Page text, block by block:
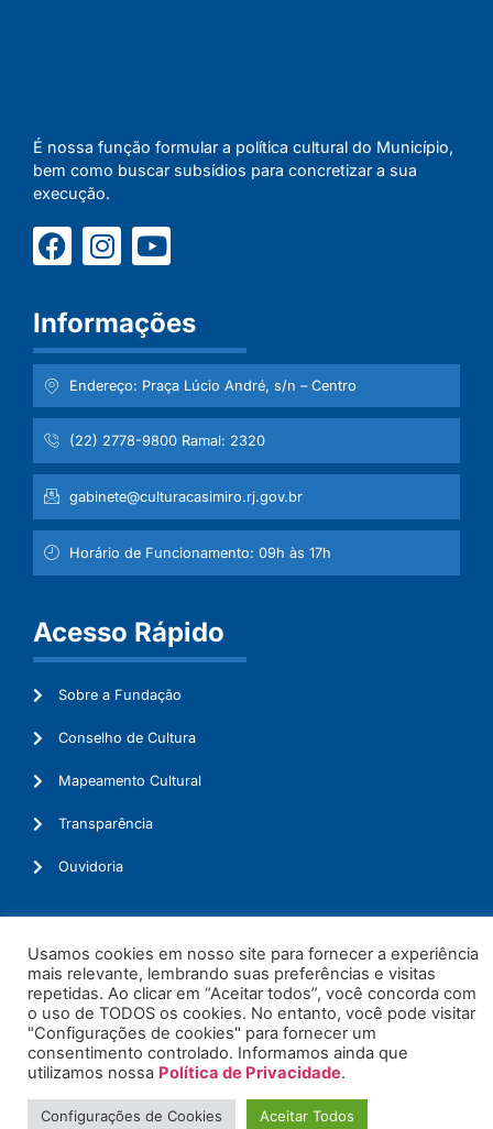
É nossa função formular a política cultural do Município,
bem como buscar subsídios para concretizar a sua
execução.
Informações
Endereço: Praça Lúcio André, s/n – Centro
(22) 2778-9800 Ramal: 2320
gabinete@culturacasimiro.rj.gov.br
Horário de Funcionamento: 09h às 17h
Acesso Rápido
Sobre a Fundação
Conselho de Cultura
Mapeamento Cultural
Transparência
Ouvidoria
© 2026. Todos os Direitos Reservados.
Usamos cookies em nosso site para fornecer a experiência
mais relevante, lembrando suas preferências e visitas
repetidas. Ao clicar em “Aceitar todos”, você concorda com
o uso de TODOS os cookies. No entanto, você pode visitar
"Configurações de cookies" para fornecer um
consentimento controlado. Informamos ainda que
utilizamos nossa Política de Privacidade.
Configurações de Cookies Aceitar Todos